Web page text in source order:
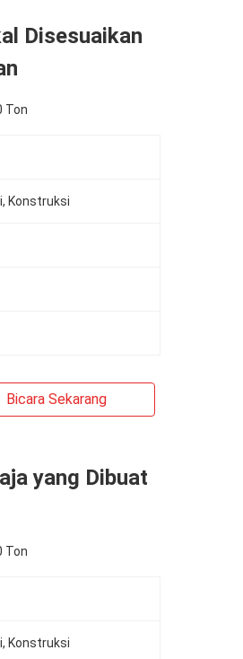
Disesuaikan
Ton
Konstruksi
Bicara Sekarang
yang Dibuat
Ton
Konstruksi